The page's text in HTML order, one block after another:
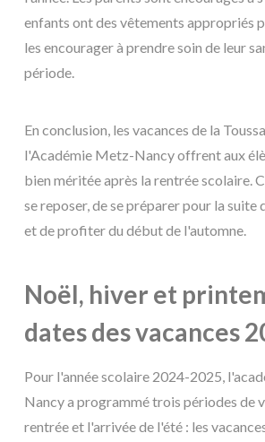
enfants ont des vêtements appropriés
les encourager à prendre soin de leur
période.
En conclusion, les vacances de la
l'Académie Metz-Nancy offrent aux
bien méritée après la rentrée scolaire.
se reposer, de se préparer pour la suite
et de profiter du début de l'automne.
Noël, hiver et
dates des vacances
Pour l'année scolaire 2024-2025,
Nancy a programmé trois périodes de
rentrée et l'arrivée de l'été : les